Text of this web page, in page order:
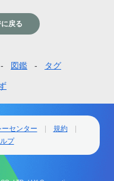
戻る
図鑑 タグ
センター
規約
プ